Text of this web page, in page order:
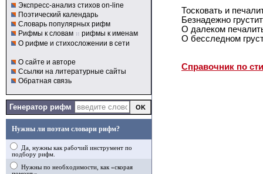
Экспресс-анализ стихов on-line
Поэтический календарь
Словарь популярных рифм
Рифмы к словам и рифмы к именам
О рифме и стихосложении в сети
О сайте и авторе
Ссылки на литературные сайты
Обратная связь
Генератор рифм
Нужны ли поэтам словари рифм?
Да, нужны как рабочий инструмент по
подбору рифм.
Нужны по необходимости, как «скорая
Тосковать и
Безнадежно
О далеком
О бесследном
Справочник по